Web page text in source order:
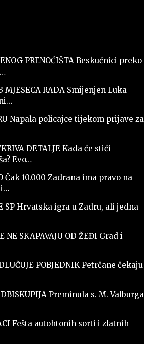
PRENOĆIŠTA Beskućnici preko
MJESECA RADA Smijenjen Luka
Napala policajce tijekom prijave za
DETALJE Kada će stići
Evo…
Čak 10.000 Zadrana ima pravo na
SP Hrvatska igra u Zadru, ali jedna
NE SKAPAVAJU OD ŽEĐI Grad i
POBJEDNIK Petrčane čekaju
Preminula s. M. Valburga
Fešta autohtonih sorti i zlatnih